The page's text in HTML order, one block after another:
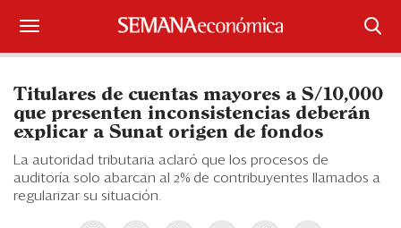
Iniciar sesión
Portada
¿Qué está pasando?
Titulares de cuentas mayores a S/10,000
que presenten inconsistencias deberán
explicar a Sunat origen de fondos
La autoridad tributaria aclaró que los procesos de
auditoría solo abarcan al 2% de contribuyentes llamados a
regularizar su situación.